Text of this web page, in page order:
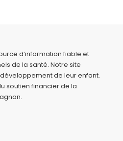
d’information fiable et
de la santé. Notre site
de leur enfant.
soutien financier de la
.